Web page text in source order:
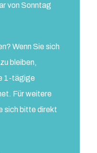
von Sonntag
Wenn Sie sich
bleiben,
1-tägige
Für weitere
sich bitte direkt